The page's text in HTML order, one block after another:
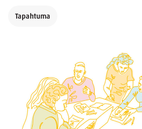
Tapahtuma